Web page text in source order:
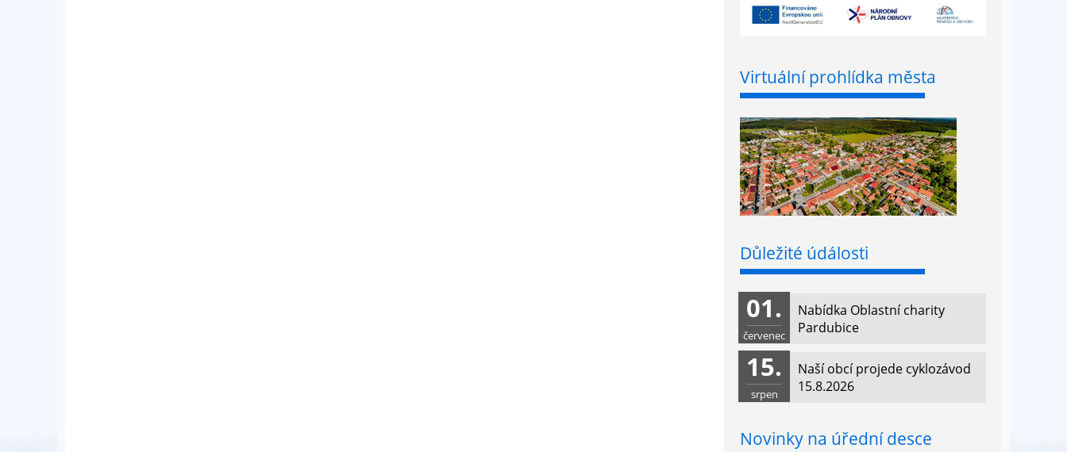
Virtuální prohlídka města
Důležité údálosti
Nabídka Oblastní charity
Pardubice
01.
červenec
Naší obcí projede cyklozávod
15.8.2026
15.
srpen
Novinky na úřední desce